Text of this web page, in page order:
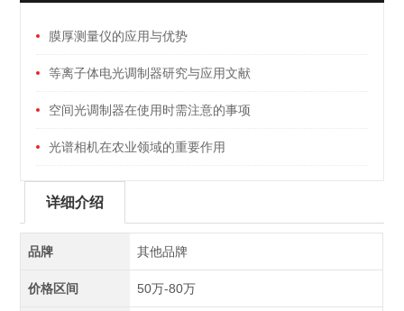
膜厚测量仪的应用与优势
等离子体电光调制器研究与应用文献
空间光调制器在使用时需注意的事项
光谱相机在农业领域的重要作用
详细介绍
品牌 其他品牌
价格区间 50万-80万